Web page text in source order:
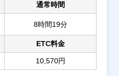
通常時間
8時間19分
ETC料金
10,570円